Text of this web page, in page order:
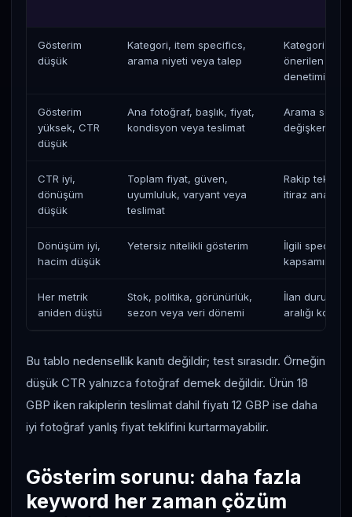
Gösterim
düşük
Kategori, item specifics,
arama niyeti veya talep
Kategori ve
önerilen
denetimi
Gösterim
yüksek, CTR
düşük
Ana fotoğraf, başlık, fiyat,
kondisyon veya teslimat
Arama
değişkenli
CTR iyi,
dönüşüm
düşük
Toplam fiyat, güven,
uyumluluk, varyant veya
teslimat
Rakip teklif
itiraz analizi
Dönüşüm iyi,
hacim düşük
Yetersiz nitelikli gösterim
İlgili
kapsamını
Her metrik
aniden düştü
Stok, politika, görünürlük,
sezon veya veri dönemi
İlan durumu
aralığı
Bu tablo nedensellik kanıtı değildir; test sırasıdır. Örneğin
düşük CTR yalnızca fotoğraf demek değildir. Ürün 18
GBP iken rakiplerin teslimat dahil fiyatı 12 GBP ise daha
iyi fotoğraf yanlış fiyat teklifini kurtarmayabilir.
Gösterim sorunu: daha fazla
keyword her zaman çözüm